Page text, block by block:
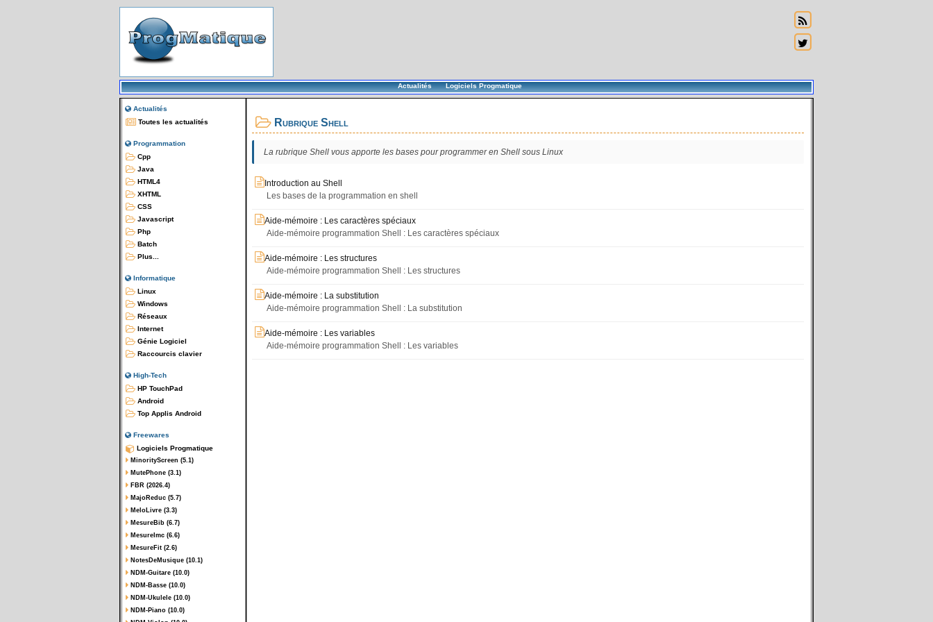
Actualités Logiciels Progmatique
Actualités
Toutes les actualités
Programmation
Cpp
Java
HTML4
XHTML
CSS
Javascript
Php
Batch
Plus...
Informatique
Linux
Windows
Réseaux
Internet
Génie Logiciel
Raccourcis clavier
High-Tech
HP TouchPad
Android
Top Applis Android
Freewares
Logiciels Progmatique
MinorityScreen (5.1)
MutePhone (3.1)
FBR (2026.4)
MajoReduc (5.7)
MeloLivre (3.3)
MesureBib (6.7)
MesureImc (6.6)
MesureFit (2.6)
NotesDeMusique (10.1)
NDM-Guitare (10.0)
NDM-Basse (10.0)
NDM-Ukulele (10.0)
NDM-Piano (10.0)
Rubrique Shell
La rubrique Shell vous apporte les bases pour programmer en Shell sous Linux
Introduction au Shell
Les bases de la programmation en shell
Aide-mémoire : Les caractères spéciaux
Aide-mémoire programmation Shell : Les caractères spéciaux
Aide-mémoire : Les structures
Aide-mémoire programmation Shell : Les structures
Aide-mémoire : La substitution
Aide-mémoire programmation Shell : La substitution
Aide-mémoire : Les variables
Aide-mémoire programmation Shell : Les variables